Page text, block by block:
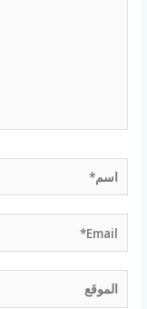
اسم*
Email*
الموقع